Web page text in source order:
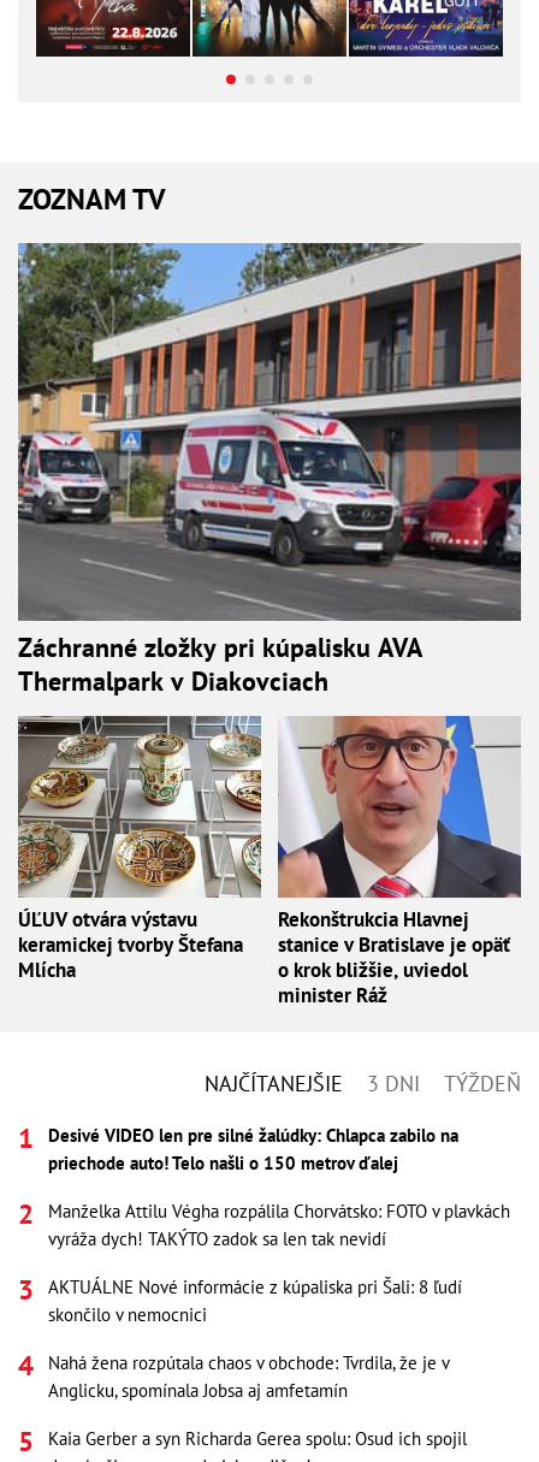
ZOZNAM TV
Záchranné zložky pri kúpalisku AVA
Thermalpark v Diakovciach
ÚĽUV otvára výstavu
keramickej tvorby Štefana
Mlícha
Rekonštrukcia Hlavnej
stanice v Bratislave je opäť
o krok bližšie, uviedol
minister Ráž
NAJČÍTANEJŠIE 3 DNI TÝŽDEŇ
Desivé VIDEO len pre silné žalúdky: Chlapca zabilo na
priechode auto! Telo našli o 150 metrov ďalej
Manželka Attilu Végha rozpálila Chorvátsko: FOTO v plavkách
vyráža dych! TAKÝTO zadok sa len tak nevidí
AKTUÁLNE Nové informácie z kúpaliska pri Šali: 8 ľudí
skončilo v nemocnici
Nahá žena rozpútala chaos v obchode: Tvrdila, že je v
Anglicku, spomínala Jobsa aj amfetamín
Kaia Gerber a syn Richarda Gerea spolu: Osud ich spojil